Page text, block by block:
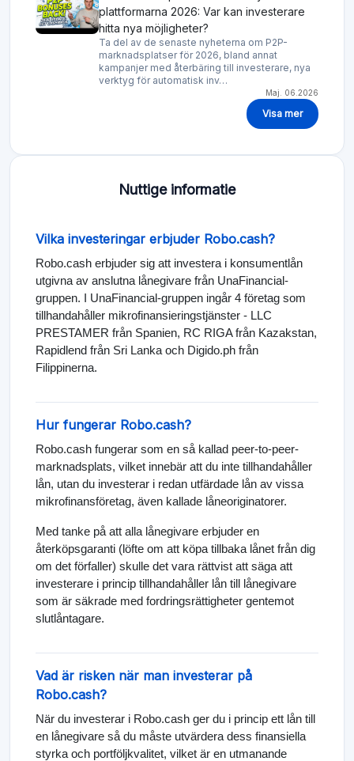
plattformarna 2026: Var kan investerare
hitta nya möjligheter?
Ta del av de senaste nyheterna om P2P-
marknadsplatser för 2026, bland annat
kampanjer med återbäring till investerare, nya
verktyg för automatisk inv…
Maj. 06.2026
Visa mer
Nuttige informatie
Vilka investeringar erbjuder Robo.cash?
Robo.cash erbjuder sig att investera i konsumentlån
utgivna av anslutna lånegivare från UnaFinancial-
gruppen. I UnaFinancial-gruppen ingår 4 företag som
tillhandahåller mikrofinansieringstjänster - LLC
PRESTAMER från Spanien, RC RIGA från Kazakstan,
Rapidlend från Sri Lanka och Digido.ph från
Filippinerna.
Hur fungerar Robo.cash?
Robo.cash fungerar som en så kallad peer-to-peer-
marknadsplats, vilket innebär att du inte tillhandahåller
lån, utan du investerar i redan utfärdade lån av vissa
mikrofinansföretag, även kallade låneoriginatorer.
Med tanke på att alla lånegivare erbjuder en
återköpsgaranti (löfte om att köpa tillbaka lånet från dig
om det förfaller) skulle det vara rättvist att säga att
investerare i princip tillhandahåller lån till lånegivare
som är säkrade med fordringsrättigheter gentemot
slutlåntagare.
Vad är risken när man investerar på
Robo.cash?
När du investerar i Robo.cash ger du i princip ett lån till
en lånegivare så du måste utvärdera dess finansiella
styrka och portföljkvalitet, vilket är en utmanande